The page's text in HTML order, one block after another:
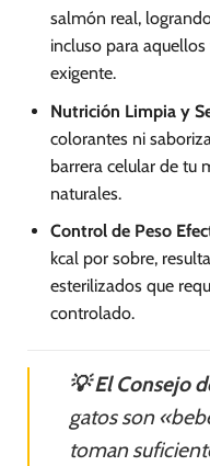
salmón real,
incluso para
exigente.
Nutrición Limpia y
colorantes ni
barrera celular de tu
naturales.
Control de Peso
kcal por sobre,
esterilizados que
controlado.
💡 El Consejo
gatos son
toman